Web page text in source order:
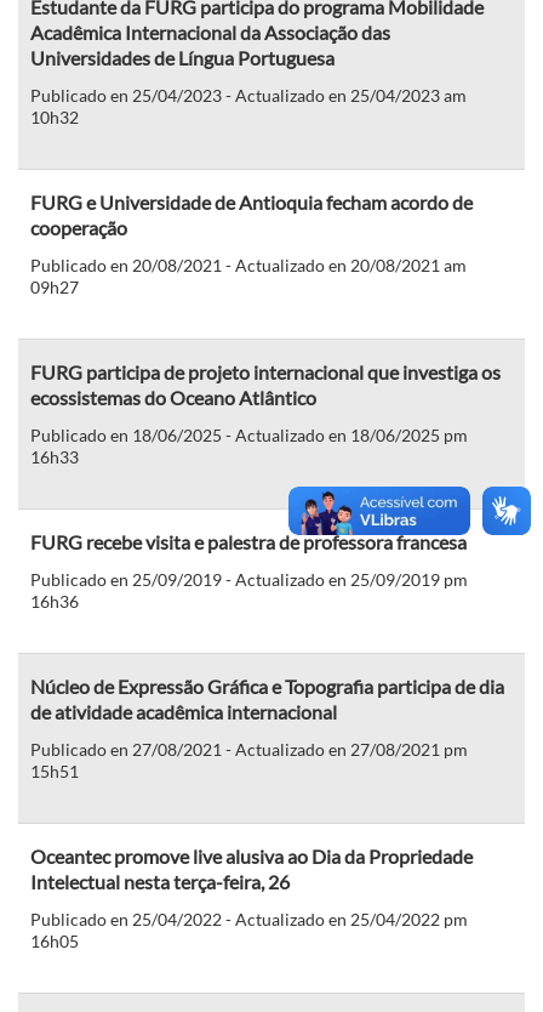
Estudante da FURG participa do programa Mobilidade
Acadêmica Internacional da Associação das
Universidades de Língua Portuguesa
Publicado en 25/04/2023 - Actualizado en 25/04/2023 am
10h32
FURG e Universidade de Antioquia fecham acordo de
cooperação
Publicado en 20/08/2021 - Actualizado en 20/08/2021 am
09h27
FURG participa de projeto internacional que investiga os
ecossistemas do Oceano Atlântico
Publicado en 18/06/2025 - Actualizado en 18/06/2025 pm
16h33
FURG recebe visita e palestra de professora francesa
Publicado en 25/09/2019 - Actualizado en 25/09/2019 pm
16h36
Núcleo de Expressão Gráfica e Topografia participa de dia
de atividade acadêmica internacional
Publicado en 27/08/2021 - Actualizado en 27/08/2021 pm
15h51
Oceantec promove live alusiva ao Dia da Propriedade
Intelectual nesta terça-feira, 26
Publicado en 25/04/2022 - Actualizado en 25/04/2022 pm
16h05